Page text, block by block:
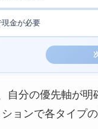
金が必要
自分の優先軸が明
ョンで各タイプ